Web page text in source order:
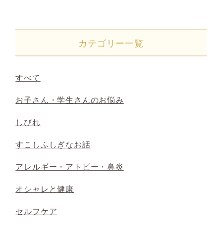
カテゴリー一覧
すべて
お子さん・学生さんのお悩み
しびれ
すこしふしぎなお話
アレルギー・アトピー・鼻炎
オシャレと健康
セルフケア